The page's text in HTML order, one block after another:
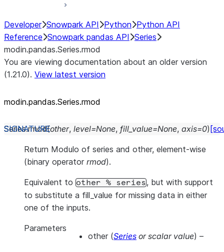
Developer Snowpark API Python Python API
Reference Snowpark pandas API Series
modin.pandas.Series.rmod
You are viewing documentation about an older version
(1.21.0). View latest version
modin.pandas.Series.rmod
Series.rmod(other, level=None, fill_value=None, axis=0)
Return Modulo of series and other, element-wise
(binary operator rmod).
Equivalent to other % series, but with support
to substitute a fill_value for missing data in either
one of the inputs.
Parameters
other (Series orscalar value) –